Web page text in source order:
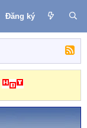
Đăng ký